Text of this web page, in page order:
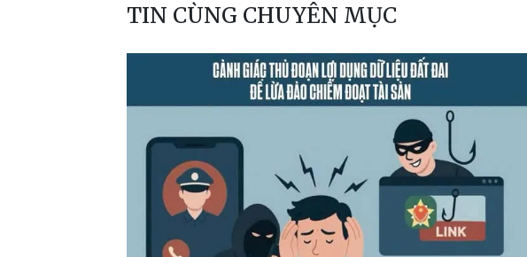
TIN CÙNG CHUYÊN MỤC